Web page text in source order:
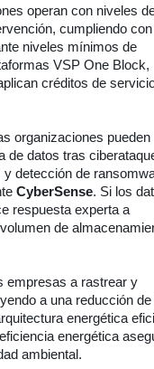
operan con niveles
cumpliendo con
niveles mínimos de
VSP One Block,
créditos de
organizaciones pueden
de datos tras
detección de
CyberSense. Si los
respuesta experta a
de
empresas a rastrear y
a una reducción de
energética
energética
ambiental.